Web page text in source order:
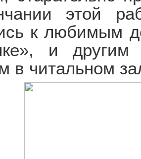
этой
к любимым
и другим
в читальном